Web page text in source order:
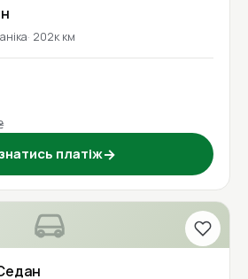
202к км
платіж→